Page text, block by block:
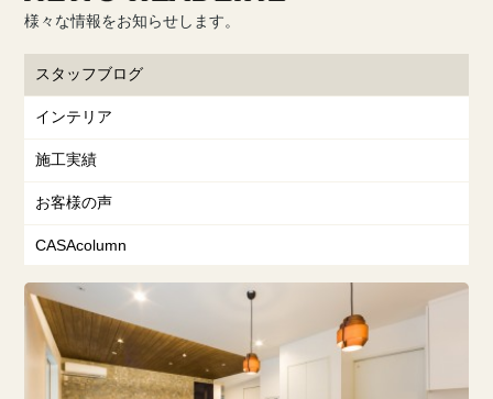
様々な情報をお知らせします。
スタッフブログ
インテリア
施工実績
お客様の声
CASAcolumn